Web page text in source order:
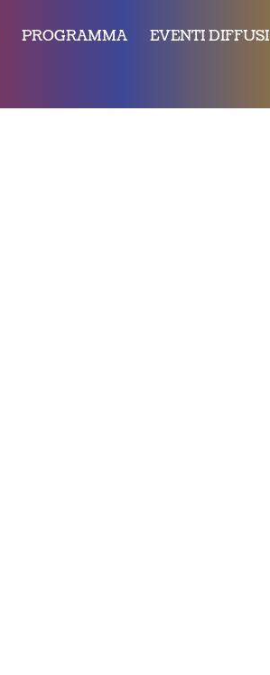
PROGRAMMA EVENTI DIFFUSI